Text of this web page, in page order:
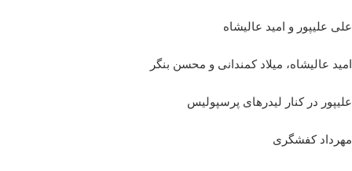
علی علیپور و امید عالیشاه
امید عالیشاه، میلاد کمندانی و محسن بنگر
علیپور در کنار لیدرهای پرسپولیس
مهرداد کفشگری